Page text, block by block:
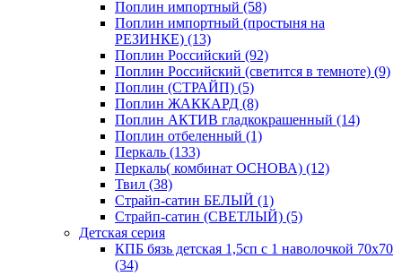
Поплин импортный (58)
Поплин импортный (простыня на
РЕЗИНКЕ) (13)
Поплин Российский (92)
Поплин Российский (светится в темноте) (9)
Поплин (СТРАЙП) (5)
Поплин ЖАККАРД (8)
Поплин АКТИВ гладкокрашенный (14)
Поплин отбеленный (1)
Перкаль (133)
Перкаль( комбинат ОСНОВА) (12)
Твил (38)
Страйп-сатин БЕЛЫЙ (1)
Страйп-сатин (СВЕТЛЫЙ) (5)
Детская серия
КПБ бязь детская 1,5сп с 1 наволочкой 70х70
(34)